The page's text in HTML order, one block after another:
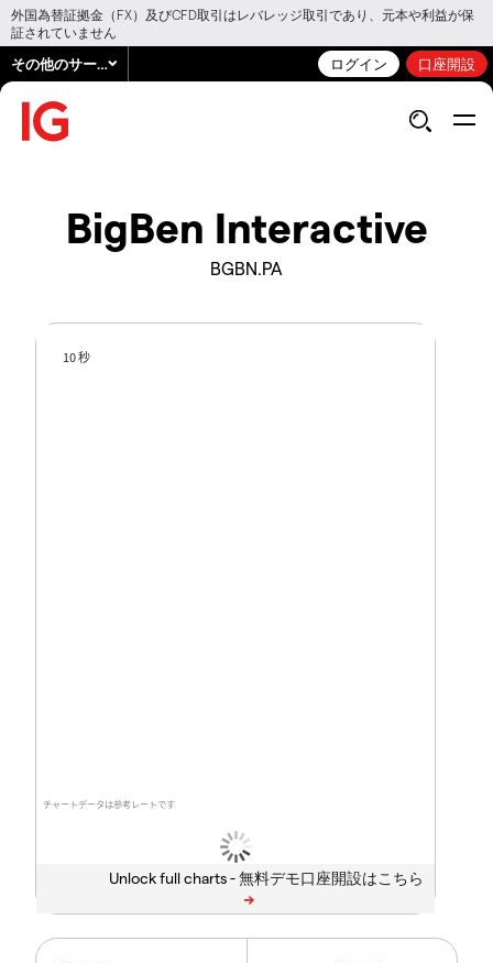
外国為替証拠金（FX）及びCFD取引はレバレッジ取引であり、元本や利益が保
証されていません
その他のサービス ログイン 口座開設
BigBen Interactive
BGBN.PA
チャートデータは参考レートです
10 秒
Unlock full charts -